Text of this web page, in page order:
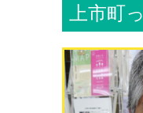
上市町